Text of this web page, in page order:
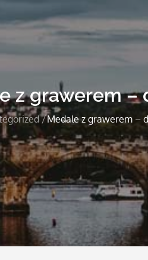
z grawerem –
Medale z grawerem –